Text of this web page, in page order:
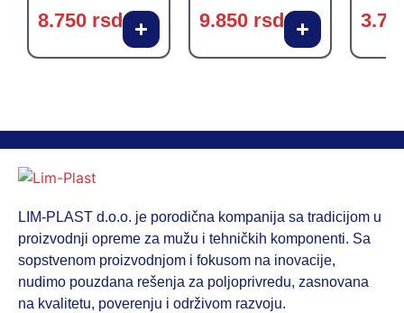
8.750 rsd 9.850 rsd
LIM-PLAST d.o.o. je porodična kompanija sa tradicijom u
proizvodnji opreme za mužu i tehničkih komponenti. Sa
sopstvenom proizvodnjom i fokusom na inovacije,
nudimo pouzdana rešenja za poljoprivredu, zasnovana
na kvalitetu, poverenju i održivom razvoju.